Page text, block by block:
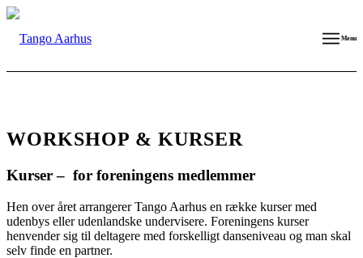
Menu
WORKSHOP & KURSER
Kurser – for foreningens medlemmer
Hen over året arrangerer Tango Aarhus en række kurser med
udenbys eller udenlandske undervisere. Foreningens kurser
henvender sig til deltagere med forskelligt danseniveau og man skal
selv finde en partner.